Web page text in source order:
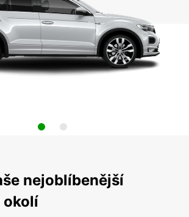
nejoblíbenější
okolí